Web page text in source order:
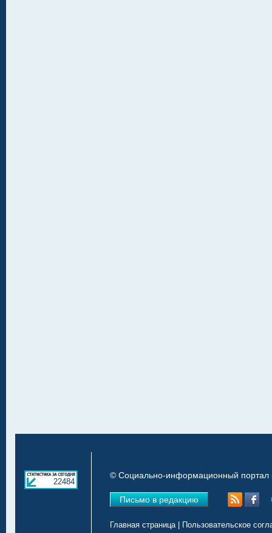
22484
© Социально-информационный портал
Письмо в редакцию
Главная страница| Пользовательское